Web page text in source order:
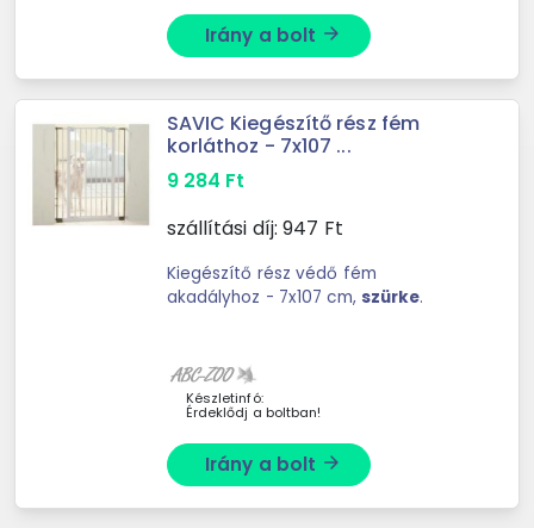
Irány a bolt arrow_forward
SAVIC Kiegészítő rész fém
korláthoz - 7x107 ...
9 284 Ft
szállítási díj: 947 Ft
Kiegészítő rész védő fém
akadályhoz - 7x107 cm, szürke.
Készletinfó:
Érdeklődj a boltban!
Irány a bolt arrow_forward